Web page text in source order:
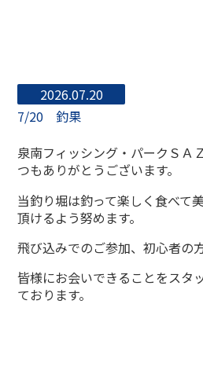
2026.07.20
7/20 釣果
泉南フィッシング・パークＳＡ
つもありがとうございます。
当釣り堀は釣って楽しく食べて
頂けるよう努めます。
飛び込みでのご参加、初心者の
皆様にお会いできることをスタ
ております。